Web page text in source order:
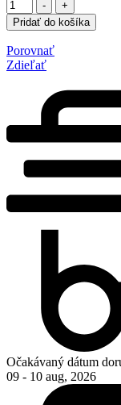
Množstvo
-
+
Pridať do košíka
Porovnať
Zdieľať
Očakávaný dátum
09 - 10 aug, 2026